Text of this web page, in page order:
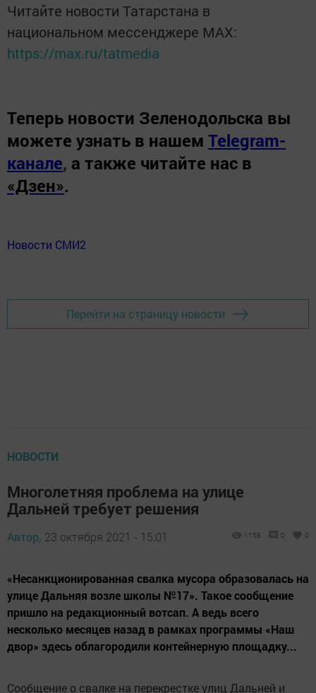
Читайте новости Татарстана в
национальном мессенджере MАХ:
https://max.ru/tatmedia
Теперь новости Зеленодольска вы
можете узнать в нашем Telegram-
канале, а также читайте нас в
«Дзен».
Новости СМИ2
Перейти на страницу новости
НОВОСТИ
Многолетняя проблема на улице
Дальней требует решения
Автор, 23 октября 2021 - 15:01 1158 0 0
«Несанкционированная свалка мусора образовалась на
улице Дальняя возле школы №17». Такое сообщение
пришло на редакционный вотсап. А ведь всего
несколько месяцев назад в рамках программы «Наш
двор» здесь облагородили контейнерную площадку...
Сообщение о свалке на перекрестке улиц Дальней и